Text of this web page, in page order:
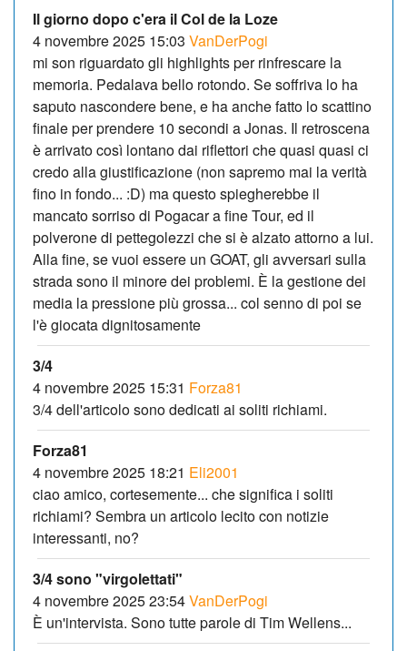
Il giorno dopo c'era il Col de la Loze
4 novembre 2025 15:03 VanDerPogi
mi son riguardato gli highlights per rinfrescare la
memoria. Pedalava bello rotondo. Se soffriva lo ha
saputo nascondere bene, e ha anche fatto lo scattino
finale per prendere 10 secondi a Jonas. Il retroscena
è arrivato così lontano dai riflettori che quasi quasi ci
credo alla giustificazione (non sapremo mai la verità
fino in fondo... :D) ma questo spiegherebbe il
mancato sorriso di Pogacar a fine Tour, ed il
polverone di pettegolezzi che si è alzato attorno a lui.
Alla fine, se vuoi essere un GOAT, gli avversari sulla
strada sono il minore dei problemi. È la gestione dei
media la pressione più grossa... col senno di poi se
l'è giocata dignitosamente
3/4
4 novembre 2025 15:31 Forza81
3/4 dell'articolo sono dedicati ai soliti richiami.
Forza81
4 novembre 2025 18:21 Eli2001
ciao amico, cortesemente... che significa i soliti
richiami? Sembra un articolo lecito con notizie
interessanti, no?
3/4 sono "virgolettati"
4 novembre 2025 23:54VanDerPogi
È un'intervista. Sono tutte parole di Tim Wellens...